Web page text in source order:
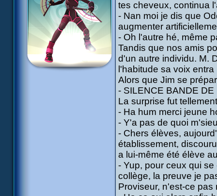
tes cheveux, continua
- Nan moi je dis que
augmenter
- Oh l'autre hé, même
Tandis que nos amis
d'un autre individu. M.
l'habitude sa voix
Alors que Jim se
- SILENCE BANDE
La surprise fut
- Ha hum merci jeune
- Y'a pas de quoi
- Chers élèves,
établissement,
a lui-même été élève
- Yup, pour ceux qui
collège, la preuve je
Proviseur, n'est-ce